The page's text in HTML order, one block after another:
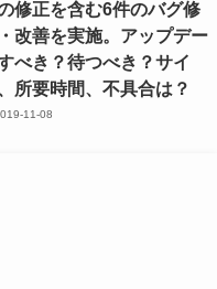
修正を含む6件のバグ修
改善を実施。アップデー
べき？待つべき？サイ
所要時間、不具合は？
11-08